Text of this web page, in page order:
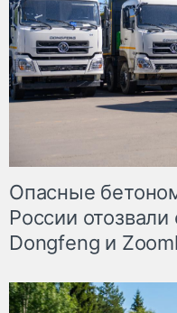
Опасные
России
Dongfeng и